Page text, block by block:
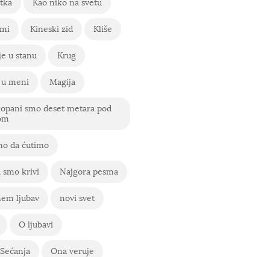
Kao niko na svetu
Kineski zid Kliše
u stanu Krug
meni Magija
smo deset metara pod
da ćutimo
smo krivi Najgora pesma
ljubav novi svet
O ljubavi
Ona veruje